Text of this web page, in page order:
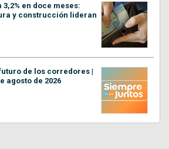
en doce meses:
y construcción lideran
de los corredores |
agosto de 2026